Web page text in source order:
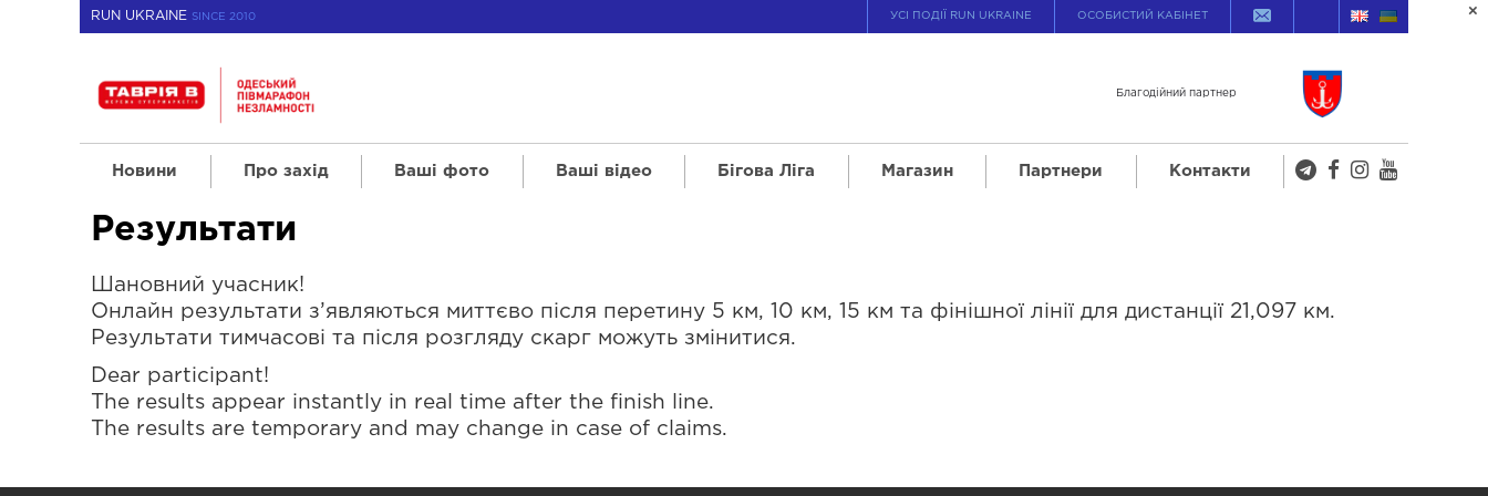
RUN UKRAINE SINCE 2010 УСІ ПОДІЇ RUN UKRAINE ОСОБИСТИЙ КАБІНЕТ
Благодійний партнер
Новини Про захід Ваші фото Ваші відео Бігова Ліга Магазин Партнери Контакти
Результати
Шановний учасник!
Онлайн результати з’являються миттєво після перетину 5 км, 10 км, 15 км та фінішної лінії для дистанції 21,097 км.
Результати тимчасові та після розгляду скарг можуть змінитися.
Dear participant!
The results appear instantly in real time after the finish line.
The results are temporary and may change in case of claims.